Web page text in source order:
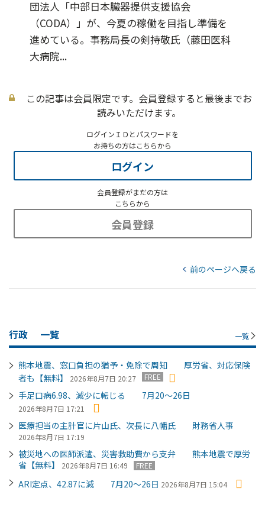
団法人「中部日本臓器提供支援協会
（CODA）」が、今夏の稼働を目指し準備を
進めている。事務局長の剣持敬氏（藤田医科
大病院...
この記事は会員限定です。会員登録すると最後までお
読みいただけます。
ログインＩＤとパスワードを
お持ちの方はこちらから
ログイン
会員登録がまだの方は
こちらから
会員登録
前のページへ戻る
行政 一覧 一覧
熊本地震、窓口負担の猶予・免除で周知 厚労省、対応保険
者も【無料】
2026年8月7日 20:27 FREE
手足口病6.98、減少に転じる 7月20～26日
2026年8月7日 17:21
医療担当の主計官に片山氏、次長に八幡氏 財務省人事
2026年8月7日 17:19
被災地への医師派遣、災害救助費から支弁 熊本地震で厚労
省【無料】
2026年8月7日 16:49 FREE
ARI定点、42.87に減 7月20～26日 2026年8月7日 15:04